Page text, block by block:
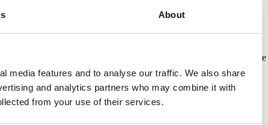
About
media features and to analyse our traffic. We also share
and analytics partners who may combine it with
from your use of their services.
enregistrée de Sotheby's International Realty Affiliates LLC.